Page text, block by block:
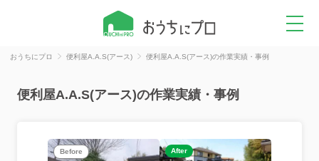
おうちにプロ 便利屋A.A.S(アース) 便利屋A.A.S(アース)の作業実績・事例
便利屋A.A.S(アース)の作業実績・事例
Before After